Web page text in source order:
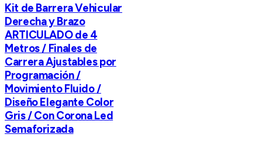
Kit de Barrera Vehicular
Derecha y Brazo
ARTICULADO de 4
Metros / Finales de
Carrera Ajustables por
Programación /
Movimiento Fluido /
Diseño Elegante Color
Gris / Con Corona Led
Semaforizada